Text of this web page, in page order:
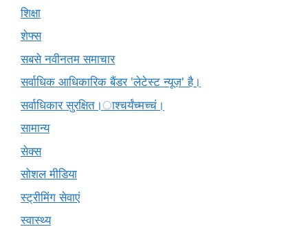
शिक्षा
शेफ्स
सबसे नवीनतम समाचार
सर्वाधिक आधिकारिक बैंडर 'लेटेस्ट न्यूज़' है।
सर्वाधिकार सुरक्षित।ाश्चर्यंच्मच्चं।
सामान्य
सेक्स
सोशल मीडिया
स्ट्रीमिंग सेवाएं
स्वास्थ्य